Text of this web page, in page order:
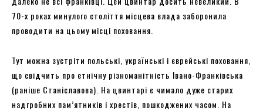
70-х роках минулого століття місцева влада заборонила
проводити на цьому місці поховання.
Тут можна зустріти польські, українські і єврейські поховання,
що свідчить про етнічну різноманітність Івано-Франківська
(раніше Станіславова). На цвинтарі є чимало дуже старих
надгробних пам’ятників і хрестів, пошкоджених часом. На